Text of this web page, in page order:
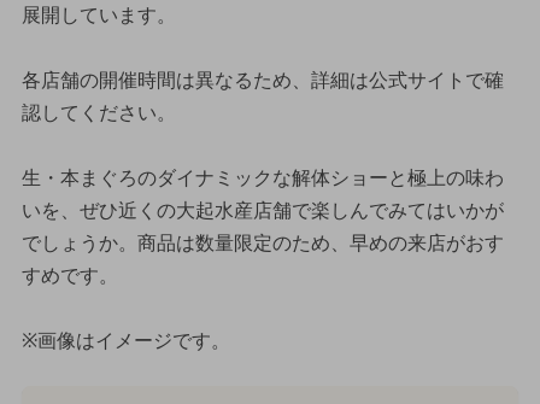
展開しています。
各店舗の開催時間は異なるため、詳細は公式サイトで確
認してください。
生・本まぐろのダイナミックな解体ショーと極上の味わ
いを、ぜひ近くの大起水産店舗で楽しんでみてはいかが
でしょうか。商品は数量限定のため、早めの来店がおす
すめです。
※画像はイメージです。